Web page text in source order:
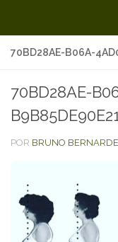
70BD28AE-B06A-
70BD28AE-
POR BRUNO